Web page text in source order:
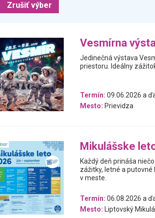
Zrušiť výber
Vesmírna
Jedinečná výstava
priestoru. Ideálny
Termín: 09.06.2026 a
Mesto: Prievidza
Mikulášske
Každý deň prináša
zážitky, letné a
v meste.
Termín: 06.08.2026 a
Mesto: Liptovský